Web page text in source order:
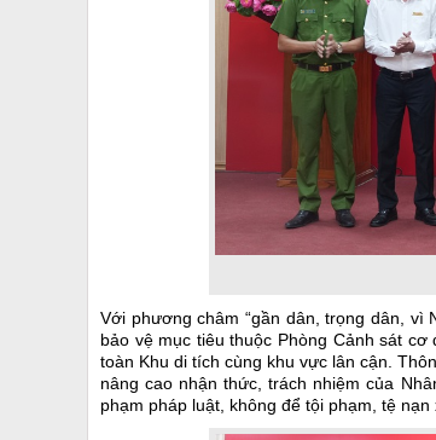
Với phương châm “gần dân, trọng dân,
bảo vệ mục tiêu thuộc Phòng Cảnh sát
toàn Khu di tích cùng khu vực lân cận.
nâng cao nhận thức, trách nhiệm của
phạm pháp luật, không để tội phạm, tệ